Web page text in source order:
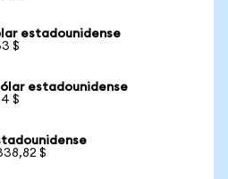
estadounidense
$
estadounidense
$
$